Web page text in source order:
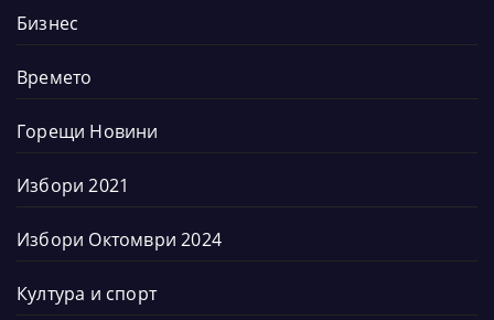
Бизнес
Времето
Горещи Новини
Избори 2021
Избори Октомври 2024
Култура и спорт